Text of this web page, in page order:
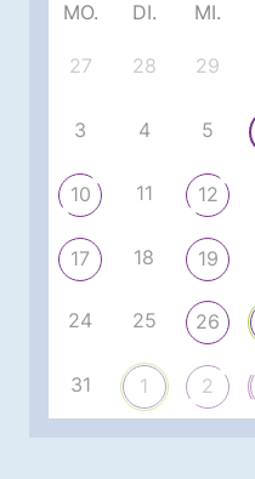
MO. DI. MI.
27 28 29
3 4 5
10 11 12
17 18 19
24 25 26
31 1 2